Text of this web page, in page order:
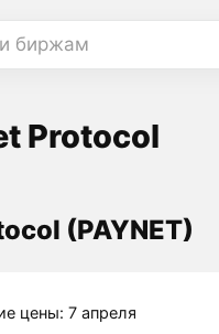
биржам
Protocol
(PAYNET)
цены: 7 апреля